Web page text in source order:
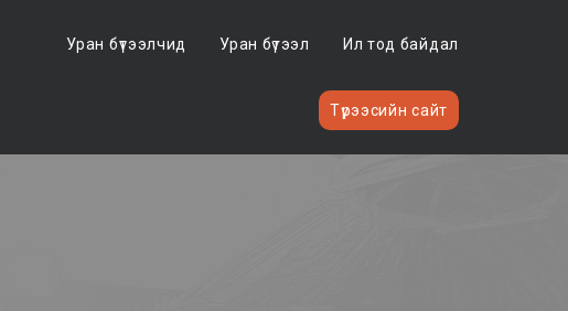
Уран бүтээлчид Уран бүтээл Ил тод байдал
Түрээсийн сайт